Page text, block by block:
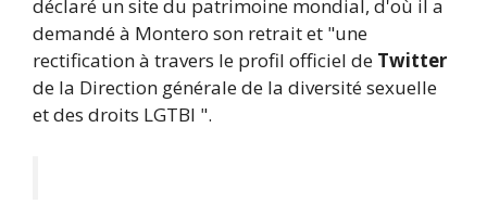
déclaré un site du patrimoine mondial, d'où il a
demandé à Montero son retrait et "une
rectification à travers le profil officiel de Twitter
de la Direction générale de la diversité sexuelle
et des droits LGTBI ".